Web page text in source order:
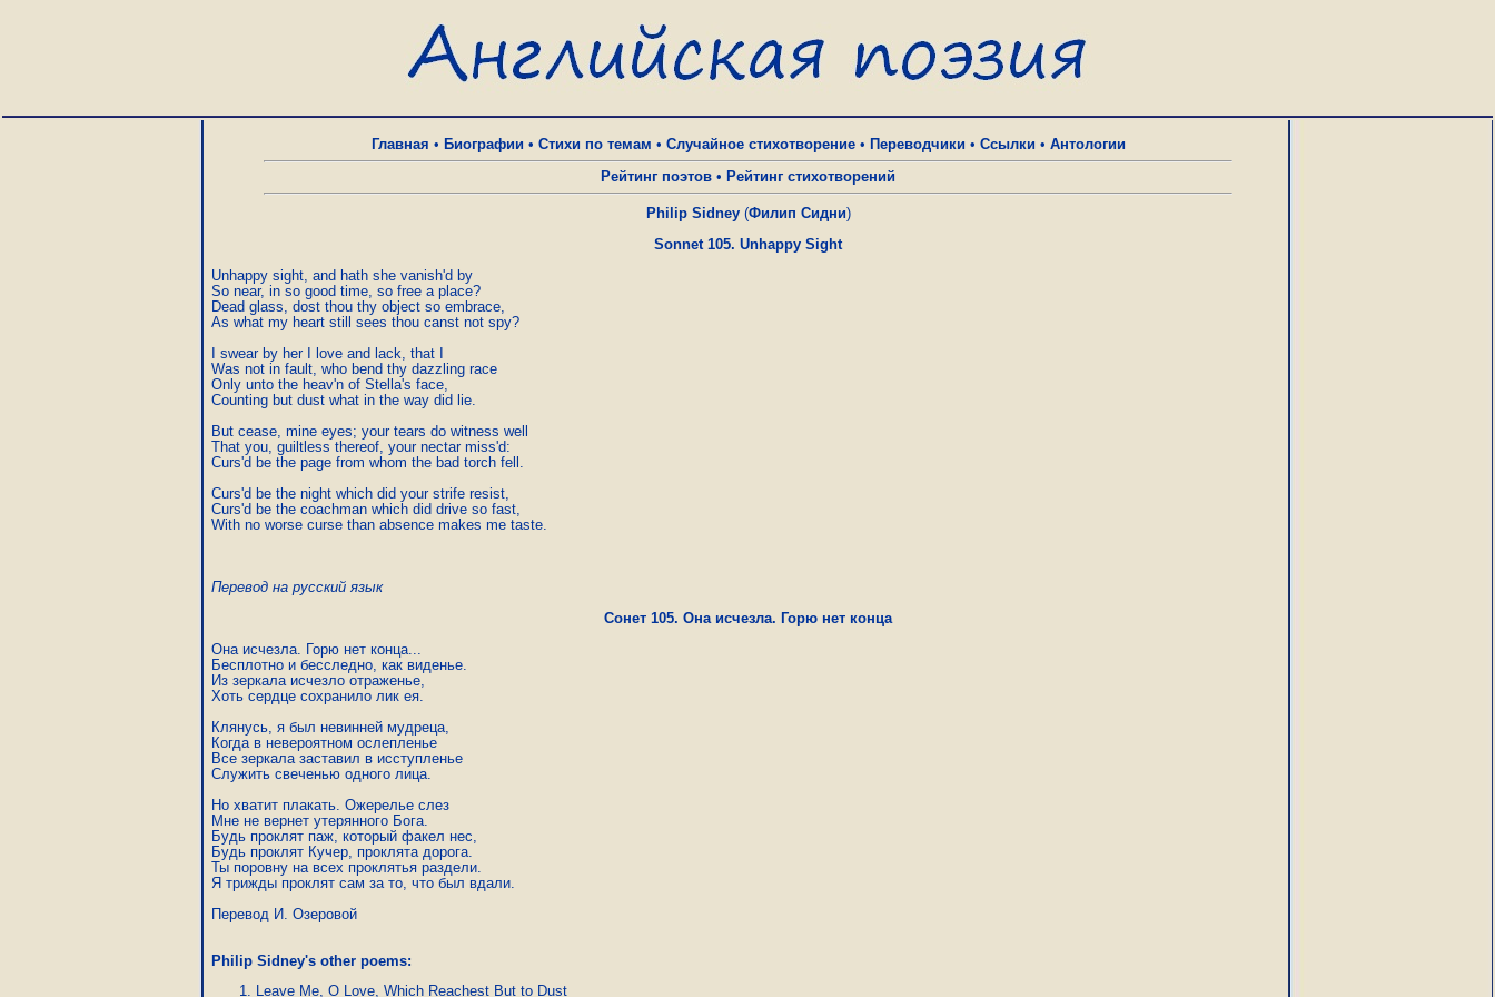
Главная • Биографии • Стихи по темам • Случайное стихотворение• Переводчики • Ссылки • Антологии
Рейтинг поэтов • Рейтинг стихотворений
Philip Sidney(Филип Сидни)
Sonnet 105. Unhappy Sight
Unhappy sight, and hath she vanish'd by
So near, in so good time, so free a place?
Dead glass, dost thou thy object so embrace,
As what my heart still sees thou canst not spy?
I swear by her I love and lack, that I
Was not in fault, who bend thy dazzling race
Only unto the heav'n of Stella's face,
Counting but dust what in the way did lie.
But cease, mine eyes; your tears do witness well
That you, guiltless thereof, your nectar miss'd:
Curs'd be the page from whom the bad torch fell.
Curs'd be the night which did your strife resist,
Curs'd be the coachman which did drive so fast,
With no worse curse than absence makes me taste.
Перевод на русский язык
Сонет 105. Она исчезла. Горю нет конца
Она исчезла. Горю нет конца...
Бесплотно и бесследно, как виденье.
Из зеркала исчезло отраженье,
Хоть сердце сохранило лик ея.
Клянусь, я был невинней мудреца,
Когда в невероятном ослепленье
Все зеркала заставил в исступленье
Служить свеченью одного лица.
Но хватит плакать. Ожерелье слез
Мне не вернет утерянного Бога.
Будь проклят паж, который факел нес,
Будь проклят Кучер, проклята дорога.
Ты поровну на всех проклятья раздели.
Я трижды проклят сам за то, что был вдали.
Philip Sidney's other poems:
Leave Me, O Love, Which Reachest But to Dust